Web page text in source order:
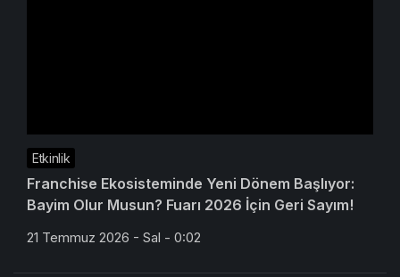
Etkinlik
Franchise Ekosisteminde Yeni Dönem Başlıyor:
Bayim Olur Musun? Fuarı 2026 İçin Geri Sayım!
21 Temmuz 2026 - Sal - 0:02